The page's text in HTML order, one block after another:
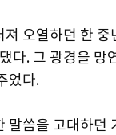
오열하던 한 중
다. 그 광경을 망
었다.
씀을 고대하던